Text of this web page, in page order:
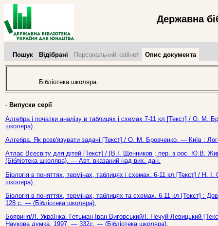
Державна
Пошук Відібрані Персональний кабінет Опис документа
Бібліотека школяра.
- Випуски серії
Алгебра і початки аналізу в таблицях і схемах 7-11 кл [Текст] / О. М.
школяра).
Алгебра. Як розв'язувати задачі [Текст] / О. М. Бровченко. — Київ :
Атлас Всесвіту для дітей [Текст] / [В.І. Щенников ; пер. з рос. Ю.В.
(Бібліотека школяра). — Авт. вказаний над вих. дан.
Біологія в поняттях, термінах, таблицях і схемах. 6-11 кл [Текст] /
школяра).
Біологія в поняттях, термінах, таблицях та схемах. 6-11 кл [Текст]
128 с. — (Бібліотека школяра).
Бояриня/Л. Українка. Гетьман Іван Виговський/І. Нечуй-Левицький
Наукова думка, 1997. — 332с. — (Бібліотека школяра).